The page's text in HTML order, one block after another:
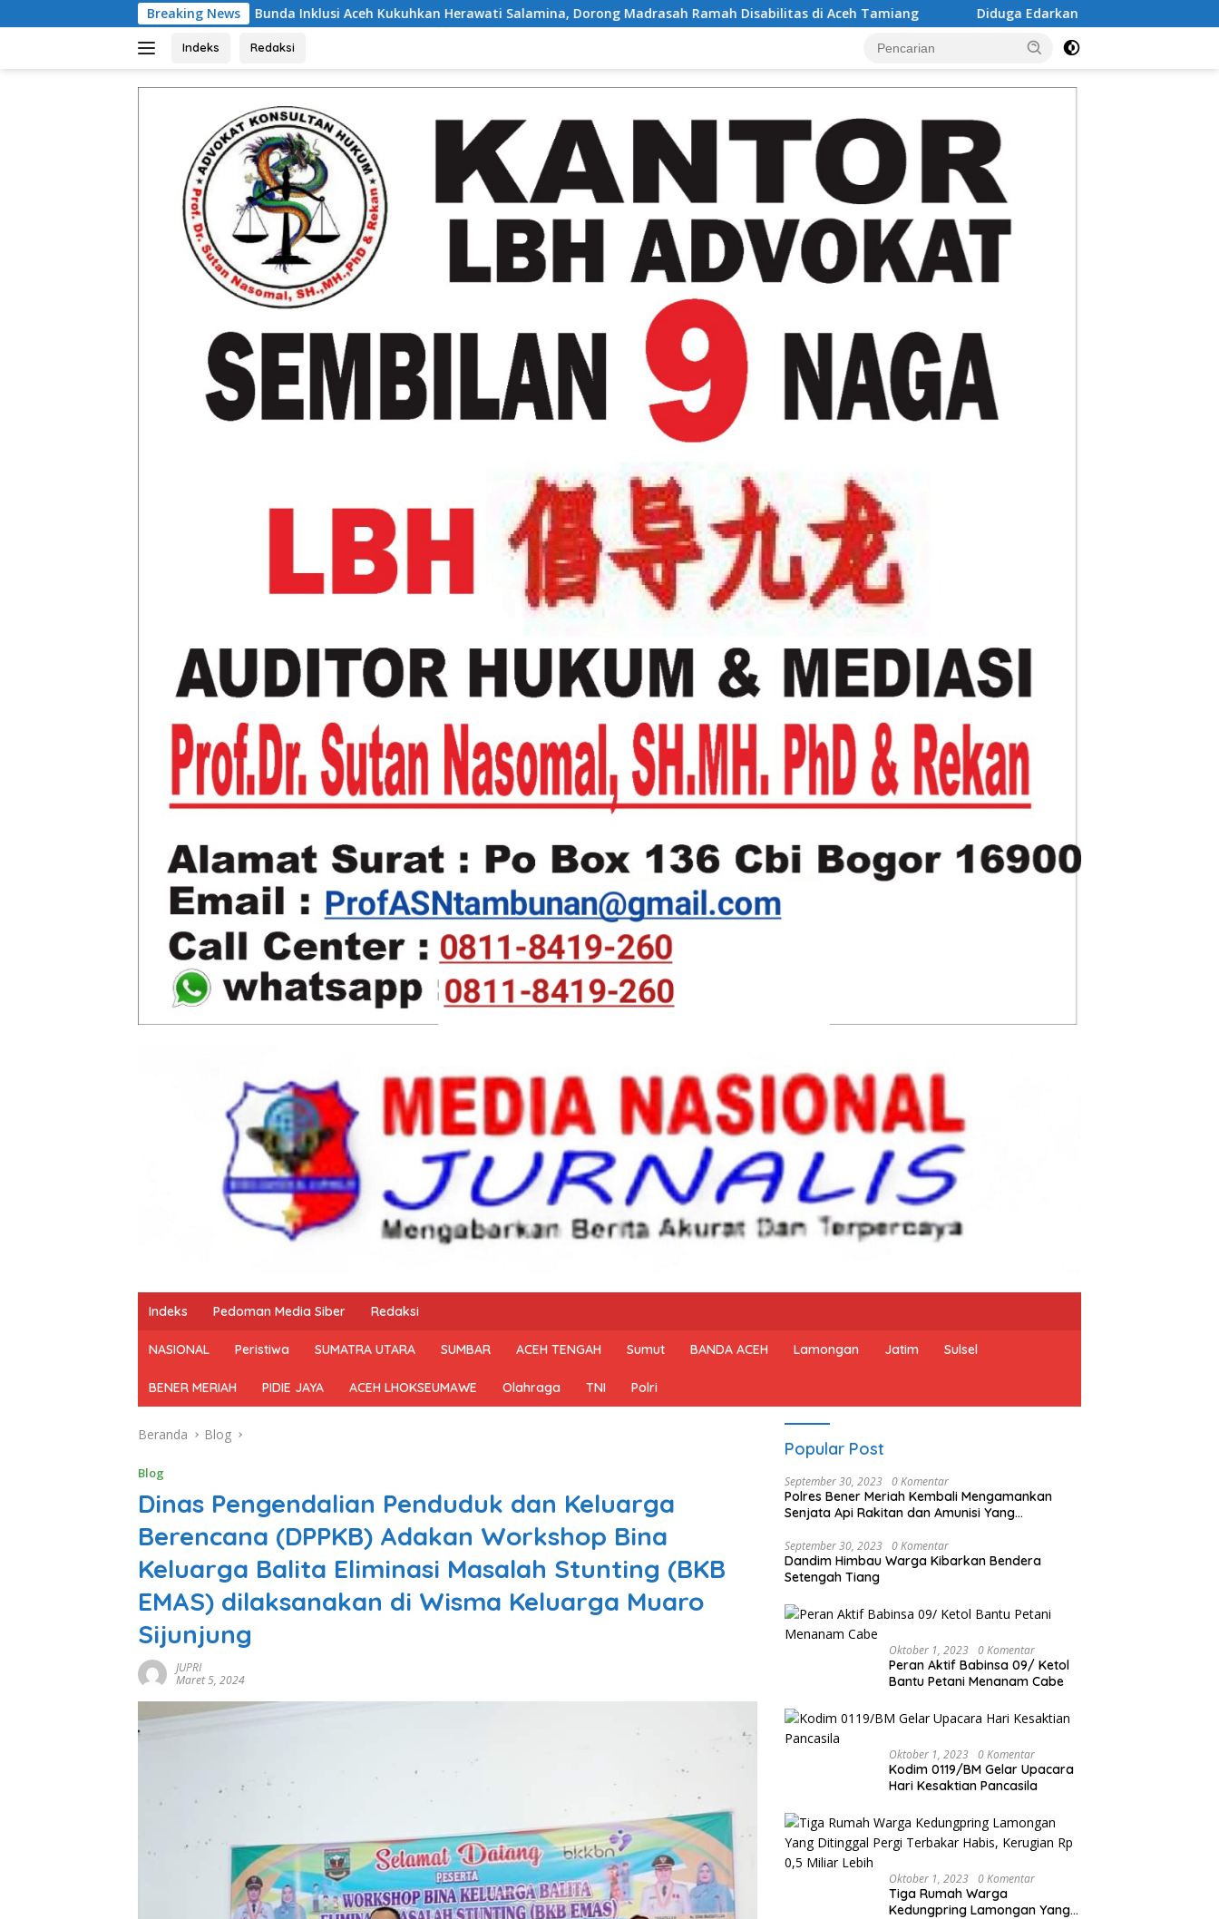
ke
Breaking News
Bunda Inklusi Aceh Kukuhkan Herawati Salamina, Dorong Madrasah Ramah Disabilitas di Aceh Tamiang Diduga Edarkan Sabu, seorang laki-laki Ditangkap di
Indeks Redaksi
Indeks Pedoman Media Siber Redaksi
NASIONAL Peristiwa SUMATRA UTARA SUMBAR ACEH TENGAH Sumut BANDA ACEH Lamongan Jatim Sulsel
BENER MERIAH PIDIE JAYA ACEH LHOKSEUMAWE Olahraga TNI Polri
Beranda Blog
Blog
Dinas Pengendalian Penduduk dan Keluarga
Berencana (DPPKB) Adakan Workshop Bina
Keluarga Balita Eliminasi Masalah Stunting (BKB
EMAS) dilaksanakan di Wisma Keluarga Muaro
Sijunjung
JUPRI
Maret 5, 2024
Popular Post
September 30, 2023 0 Komentar
Polres Bener Meriah Kembali Mengamankan
Senjata Api Rakitan dan Amunisi Yang
September 30, 2023 0 Komentar
Dandim Himbau Warga Kibarkan Bendera
Setengah Tiang
Oktober 1, 2023 0 Komentar
Peran Aktif Babinsa 09/ Ketol
Bantu Petani Menanam Cabe
Oktober 1, 2023 0 Komentar
Kodim 0119/BM Gelar Upacara
Hari Kesaktian Pancasila
Oktober 1, 2023 0 Komentar
Tiga Rumah Warga
Kedungpring Lamongan Yang